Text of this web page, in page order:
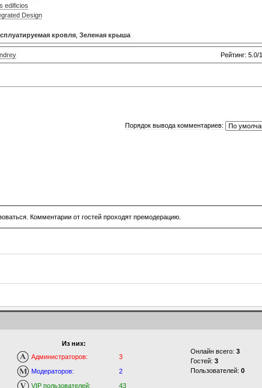
edificios
Design
кровля Зеленая крыша
Рейтинг: 5.0/1
Порядок вывода комментариев:
Комментарии от гостей проходят премодерацию.
Из них:
Администраторов:
3
Модераторов:
2
VIP пользователей:
43
Онлайн всего: 3
Гостей: 3
Пользователей: 0